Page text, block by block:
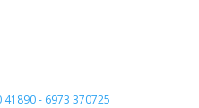
- 6973 370725